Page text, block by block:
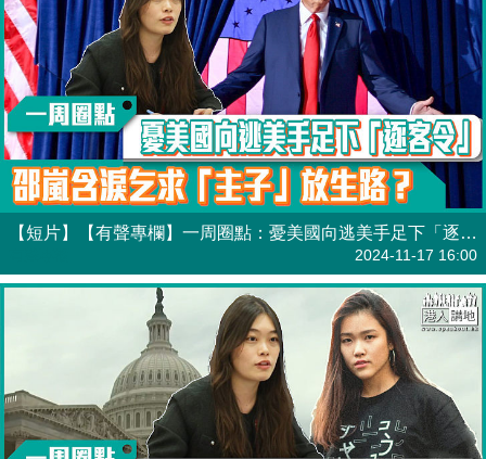
【短片】【有聲專欄】一周圈點：憂美國向逃美手足下「逐客令」 邵嵐含淚乞求「主子」放生路？
2024-11-17 16:00